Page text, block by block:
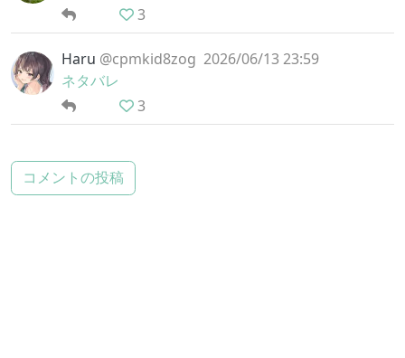
3
Haru @cpmkid8zog 2026/06/13 23:59
ネタバレ
3
コメントの投稿